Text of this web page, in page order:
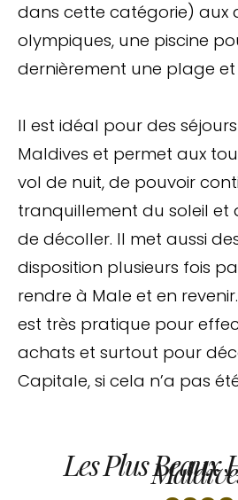
dans cette catégorie) aux
olympiques, une piscine
dernièrement une plage et
Il est idéal pour des
Maldives et permet aux
vol de nuit, de pouvoir
tranquillement du soleil et
de décoller. Il met aussi
disposition plusieurs fois
rendre à Male et en
est très pratique pour
achats et surtout pour
Capitale, si cela n’a pas
Les Plus Beaux